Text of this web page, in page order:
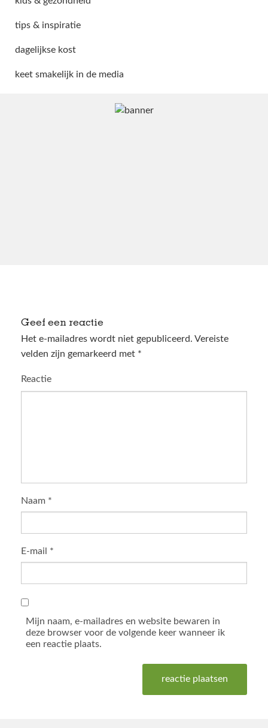
tips & inspiratie
dagelijkse kost
keet smakelijk in de media
Geef een reactie
Het e-mailadres wordt niet gepubliceerd. Vereiste
velden zijn gemarkeerd met *
Reactie
Naam *
E-mail *
Mijn naam, e-mailadres en website bewaren in
deze browser voor de volgende keer wanneer ik
een reactie plaats.